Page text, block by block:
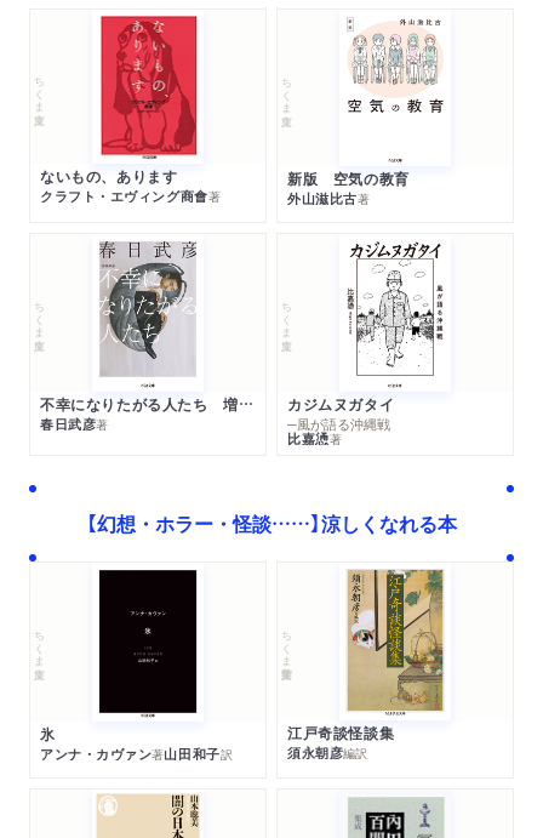
ちくま文庫
ないもの、あります
クラフト・エヴィング商會著
ちくま文庫
新版 空気の教育
外山滋比古著
ちくま文庫
不幸になりたがる人たち 増補新版
春日武彦著
ちくま文庫
カジムヌガタイ
─風が語る沖縄戦
比嘉慂著
【幻想・ホラー・怪談……】涼しくなれる本
ちくま文庫
氷
アンナ・カヴァン著山田和子訳
ちくま学芸文庫
江戸奇談怪談集
須永朝彦編訳